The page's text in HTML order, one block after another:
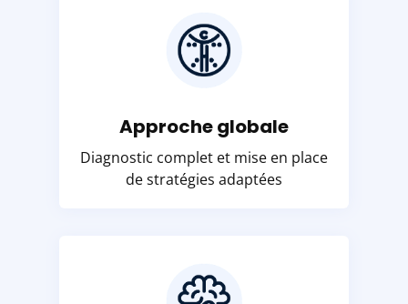
Approche globale
Diagnostic complet et mise en place
de stratégies adaptées